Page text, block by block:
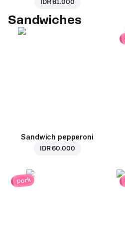
IDR 61.000
Sandwiches
Sandwich pepperoni
IDR 60.000
pork